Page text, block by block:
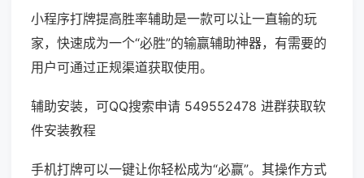
小程序打牌提高胜率辅助是一款可以让一直输的玩
家，快速成为一个“必胜”的输赢辅助神器，有需要的
用户可通过正规渠道获取使用。
辅助安装，可QQ搜索申请 549552478 进群获取软
件安装教程
手机打牌可以一键让你轻松成为“必赢”。其操作方式